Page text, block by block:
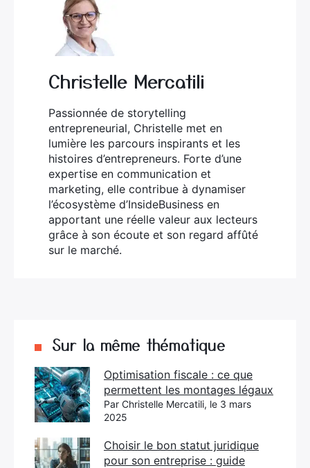
Christelle Mercatili
Passionnée de storytelling
entrepreneurial, Christelle met en
lumière les parcours inspirants et les
histoires d’entrepreneurs. Forte d’une
expertise en communication et
marketing, elle contribue à dynamiser
l’écosystème d’InsideBusiness en
apportant une réelle valeur aux lecteurs
grâce à son écoute et son regard affûté
sur le marché.
Sur la même thématique
Optimisation fiscale : ce que
permettent les montages légaux
Par Christelle Mercatili, le 3 mars
2025
Choisir le bon statut juridique
pour son entreprise : guide